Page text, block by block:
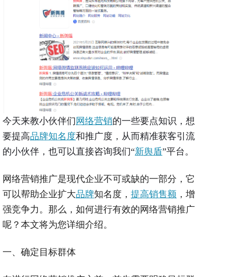
今天来教小伙伴们 网络营销的一些要点知识，想
要提高品牌知名度和推广度，从而精准获客引流
的小伙伴，也可以直接咨询我们“新舆盾”平台。
网络营销推广是现代企业不可或缺的一部分，它
可以帮助企业扩大品牌知名度， 提高销售额 ，增
强竞争力。那么，如何进行有效的网络营销推广
呢？本文将为您详细介绍。
一、确定目标群体